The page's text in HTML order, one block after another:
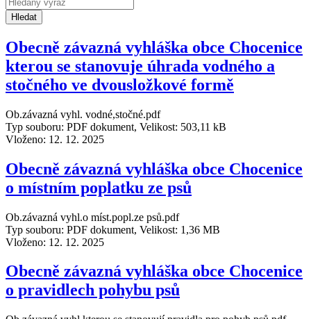
Hledat
Obecně závazná vyhláška obce Chocenice
kterou se stanovuje úhrada vodného a
stočného ve dvousložkové formě
Ob.závazná vyhl. vodné,stočné.pdf
Typ souboru: PDF dokument, Velikost: 503,11 kB
Vloženo: 12. 12. 2025
Obecně závazná vyhláška obce Chocenice
o místním poplatku ze psů
Ob.závazná vyhl.o míst.popl.ze psů.pdf
Typ souboru: PDF dokument, Velikost: 1,36 MB
Vloženo: 12. 12. 2025
Obecně závazná vyhláška obce Chocenice
o pravidlech pohybu psů